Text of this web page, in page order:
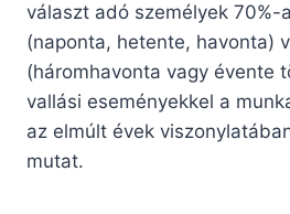
választ adó személyek 70%-
(naponta, hetente, havonta)
(háromhavonta vagy évente
vallási eseményekkel a
az elmúlt évek
mutat.